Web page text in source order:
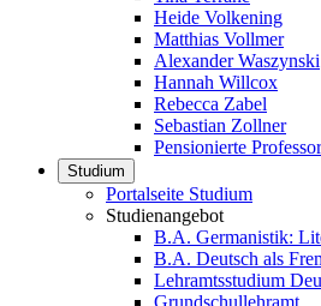
Heide Volkening
Matthias Vollmer
Alexander Waszynski
Hannah Willcox
Rebecca Zabel
Sebastian Zollner
Pensionierte
Studium
Portalseite Studium
Studienangebot
B.A. Germanistik:
B.A. Deutsch als
Lehramtsstudium
Grundschullehramt